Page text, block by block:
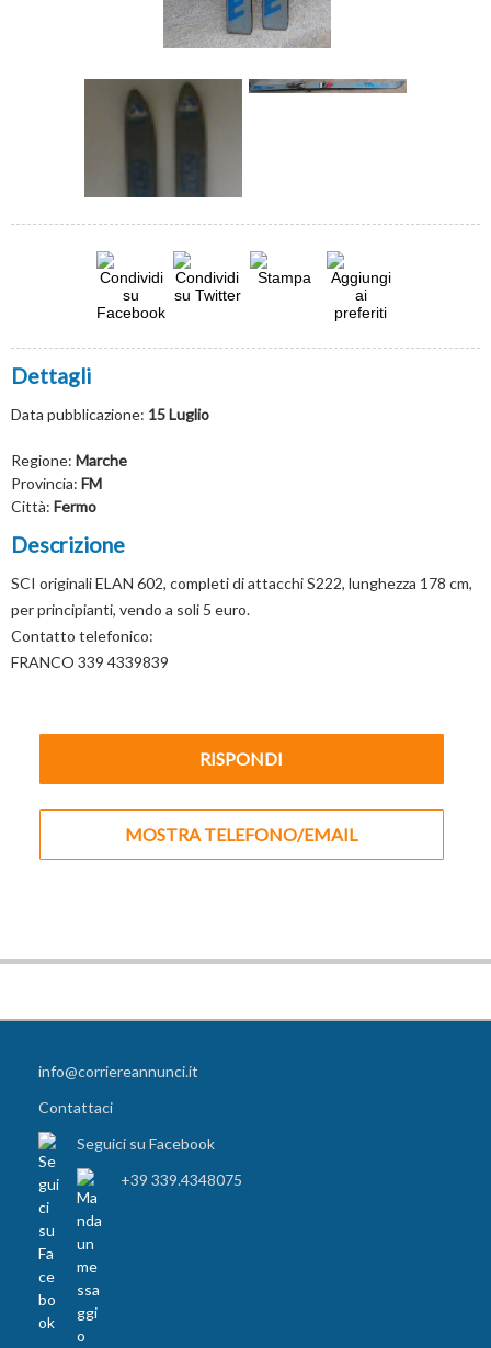
Dettagli
Data pubblicazione: 15 Luglio
Regione: Marche
Provincia: FM
Città: Fermo
Descrizione
SCI originali ELAN 602, completi di attacchi S222, lunghezza 178 cm,
per principianti, vendo a soli 5 euro.
Contatto telefonico:
FRANCO 339 4339839
RISPONDI
MOSTRA TELEFONO/EMAIL
info@corriereannunci.it
Contattaci
Seguici su Facebook
+39 339.4348075